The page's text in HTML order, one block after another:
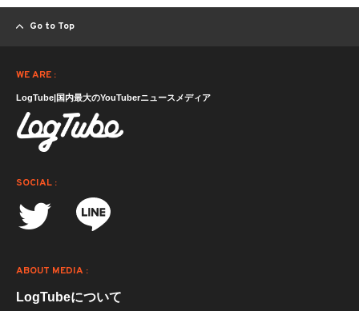
Go to Top
WE ARE :
LogTube|国内最大のYouTuberニュースメディア
SOCIAL :
ABOUT MEDIA :
LogTubeについて